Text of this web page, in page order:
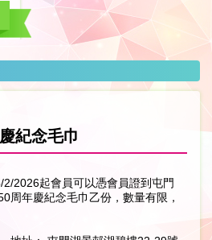
紀念毛巾
2026起會員可以憑會員證到屯門
周年慶紀念毛巾乙份，數量有限，